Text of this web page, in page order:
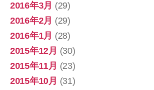
2016年3月 (29)
2016年2月 (29)
2016年1月 (28)
2015年12月 (30)
2015年11月 (23)
2015年10月 (31)